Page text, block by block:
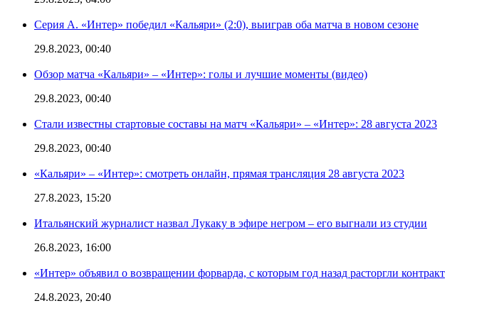
Серия А. «Интер» победил «Кальяри» (2:0), выиграв оба матча в новом сезоне
29.8.2023, 00:40
Обзор матча «Кальяри» – «Интер»: голы и лучшие моменты (видео)
29.8.2023, 00:40
Стали известны стартовые составы на матч «Кальяри» – «Интер»: 28 августа 2023
29.8.2023, 00:40
«Кальяри» – «Интер»: смотреть онлайн, прямая трансляция 28 августа 2023
27.8.2023, 15:20
Итальянский журналист назвал Лукаку в эфире негром – его выгнали из студии
26.8.2023, 16:00
«Интер» объявил о возвращении форварда, с которым год назад расторгли контракт
24.8.2023, 20:40